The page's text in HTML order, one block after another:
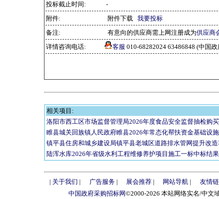
投标截止时间:
-
附件:
附件下载 我要投标
备注:
有意向的供应商需上网注册成为供应商
详情咨询电话:
客服 010-68282024 63486848 (中国
相关项目:
洛阳市西工区市场监督管理局2026年度食品安全监督抽检购
睢县城关回族镇人民政府睢县2026年常态化帮扶资金基础设
镇平县住房和城乡建设局镇平县老城区道路排水管网提升改
陆浑水库2026年省级水利工程维修养护项目施工一标中标结
| 关于我们 | 广告服务| 展会推荐| 网站导航 |
友情
中国政府采购招标网©2000-2026 本站网络实名/中文